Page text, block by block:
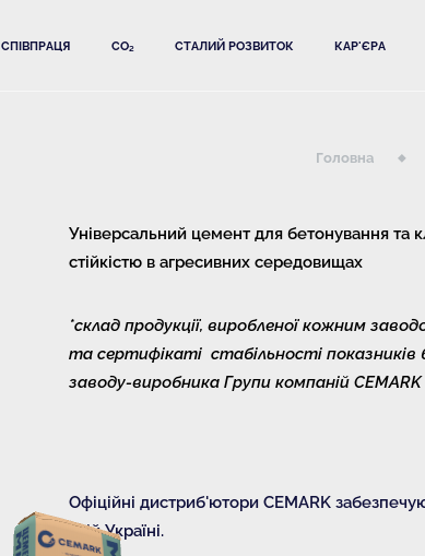
СПІВПРАЦЯ CO₂ СТАЛИЙ РОЗВИТОК КАР'ЄРА
Головна
Універсальний цемент для бетонування та
стійкістю в агресивних середовищах
*cклад продукції, виробленої кожним
та сертифікаті стабільності показників
заводу-виробника Групи компаній CEMARK
Офіційні дистриб'ютори CEMARK
всій Україні.